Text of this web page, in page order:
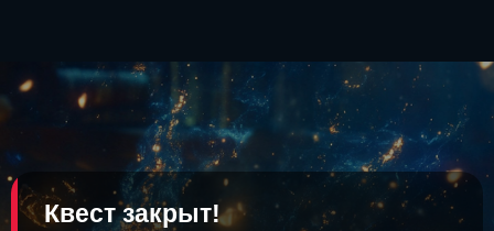
Квест закрыт!